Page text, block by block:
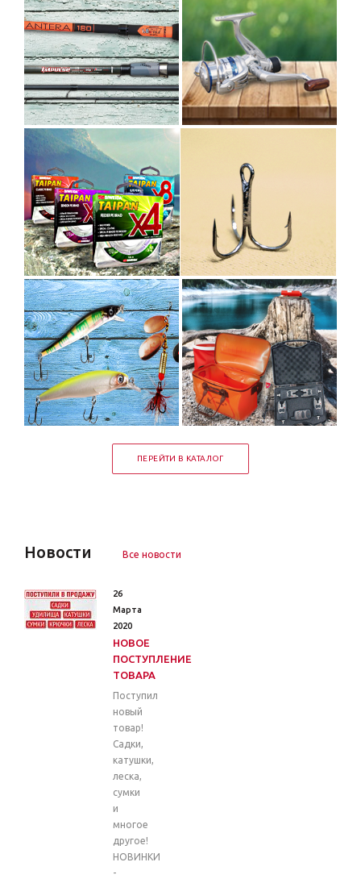
ПЕРЕЙТИ В КАТАЛОГ
Новости Все новости
26
Марта
2020
НОВОЕ
ПОСТУПЛЕНИЕ
ТОВАРА
Поступил
новый
товар!
Садки,
катушки,
леска,
сумки
и
многое
другое!
НОВИНКИ
-